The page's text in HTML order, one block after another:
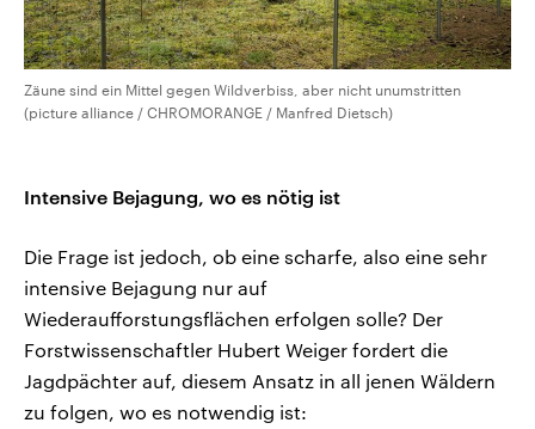
Zäune sind ein Mittel gegen Wildverbiss, aber nicht unumstritten
(picture alliance / CHROMORANGE / Manfred Dietsch)
Intensive Bejagung, wo es nötig ist
Die Frage ist jedoch, ob eine scharfe, also eine sehr
intensive Bejagung nur auf
Wiederaufforstungsflächen erfolgen solle? Der
Forstwissenschaftler Hubert Weiger fordert die
Jagdpächter auf, diesem Ansatz in all jenen Wäldern
zu folgen, wo es notwendig ist: